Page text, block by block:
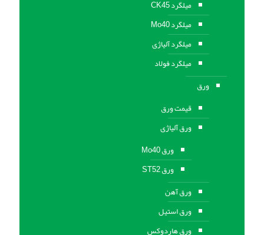
میلگرد CK45
میلگرد Mo40
میلگرد آلیاژی
میلگرد فولاد
ورق
قیمت ورق
ورق آلیاژی
ورق Mo40
ورق ST52
ورق آهن
ورق استيل
ورق هاردوکس